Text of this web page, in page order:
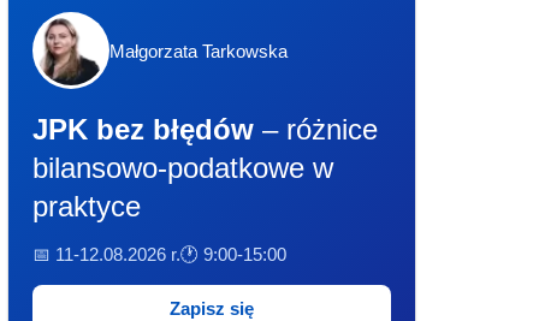
Małgorzata Tarkowska
JPK bez błędów – różnice
bilansowo-podatkowe w
praktyce
📅 11-12.08.2026 r.🕐 9:00-15:00
Zapisz się